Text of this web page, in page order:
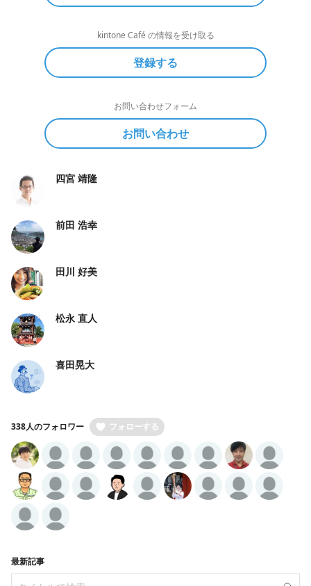
kintone Café の情報を受け取る
登録する
お問い合わせフォーム
お問い合わせ
四宮 靖隆
前田 浩幸
田川 好美
松永 直人
喜田晃大
338人のフォロワー フォローする
最新記事